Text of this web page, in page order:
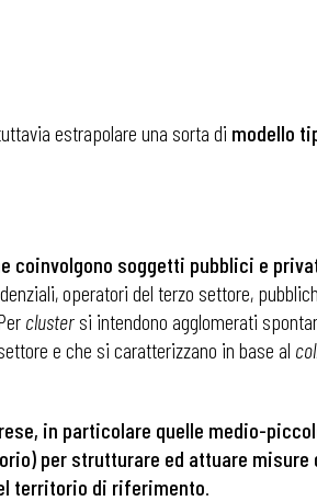
estrapolare una sorta di modello
coinvolgono soggetti pubblici e
operatori del terzo settore,
cluster si intendono agglomerati
e che si caratterizzano in base al
in particolare quelle medio-
per strutturare ed attuare misure
territorio di riferimento.